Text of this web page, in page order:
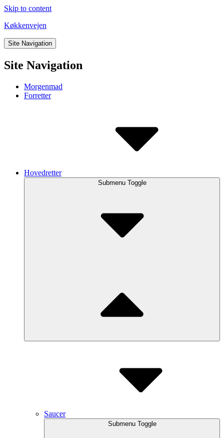
Skip to content
Køkkenvejen
Site Navigation
Site Navigation
Morgenmad
Forretter
Hovedretter
Submenu Toggle
Saucer
Submenu Toggle